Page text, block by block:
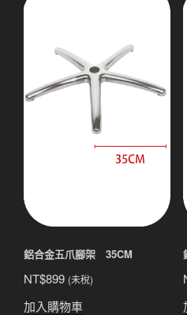
鋁合金五爪腳架 35CM
NT$899 (未稅)
加入購物車